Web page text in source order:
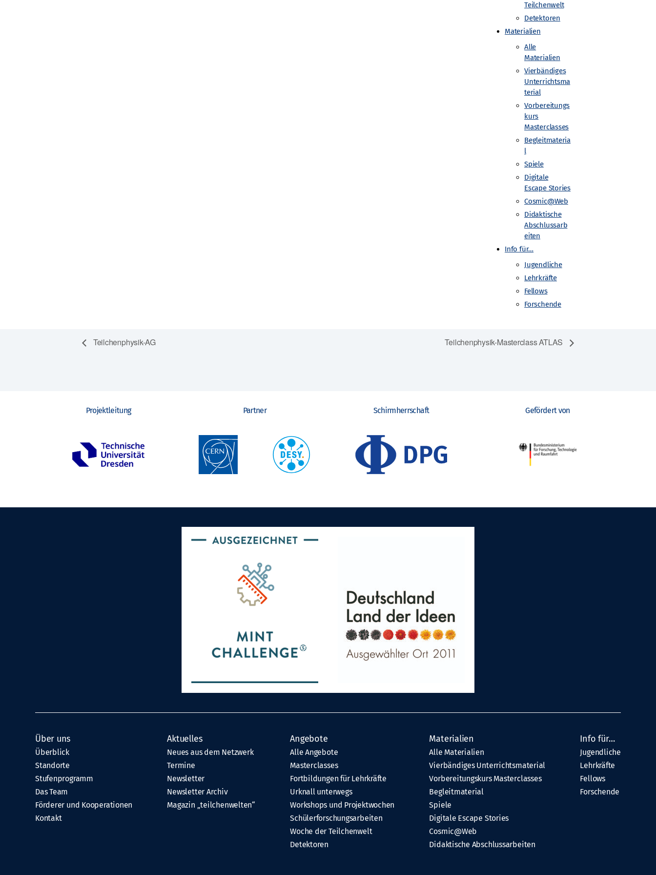
Teilchenwelt
Detektoren
Materialien
Alle
Materialien
Vierbändiges
Unterrichtsma
terial
Vorbereitungs
kurs
Masterclasses
Begleitmateria
l
Spiele
Digitale
Escape Stories
Cosmic@Web
Didaktische
Abschlussarb
eiten
Info für…
Jugendliche
Lehrkräfte
Fellows
Forschende
Teilchenphysik-AG Teilchenphysik-Masterclass ATLAS
Projektleitung Partner Schirmherrschaft Gefördert von
Über uns
Überblick
Standorte
Stufenprogramm
Das Team
Förderer und Kooperationen
Kontakt
Aktuelles
Neues aus dem Netzwerk
Termine
Newsletter
Newsletter Archiv
Magazin „teilchenwelten“
Angebote
Alle Angebote
Masterclasses
Fortbildungen für Lehrkräfte
Urknall unterwegs
Workshops und Projektwochen
Schülerforschungsarbeiten
Woche der Teilchenwelt
Detektoren
Materialien
Alle Materialien
Vierbändiges Unterrichtsmaterial
Vorbereitungskurs Masterclasses
Begleitmaterial
Spiele
Digitale Escape Stories
Cosmic@Web
Didaktische Abschlussarbeiten
Info für…
Jugendliche
Lehrkräfte
Fellows
Forschende